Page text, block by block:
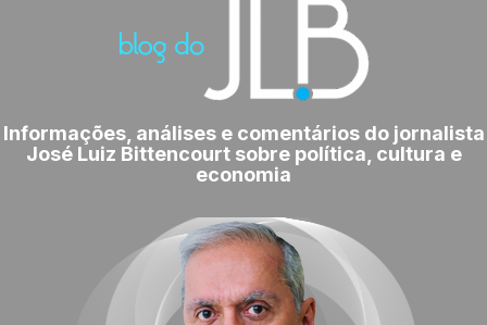
Informações, análises e comentários do jornalista
José Luiz Bittencourt sobre política, cultura e
economia